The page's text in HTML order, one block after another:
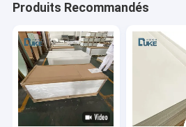
Produits Recommandés